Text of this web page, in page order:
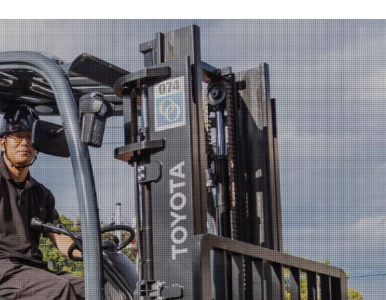
採用情報 SDGs お問い合わせ